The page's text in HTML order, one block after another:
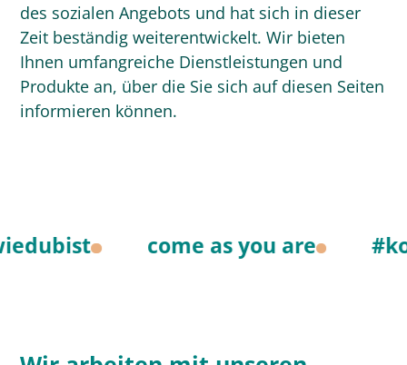
des sozialen Angebots und hat sich in dieser
Zeit beständig weiterentwickelt. Wir bieten
Ihnen umfangreiche Dienstleistungen und
Produkte an, über die Sie sich auf diesen Seiten
informieren können.
come as you are